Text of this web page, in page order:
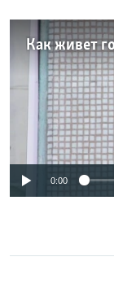
No
0:00